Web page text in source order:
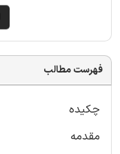
فهرست مطالب
چکیده
مقدمه